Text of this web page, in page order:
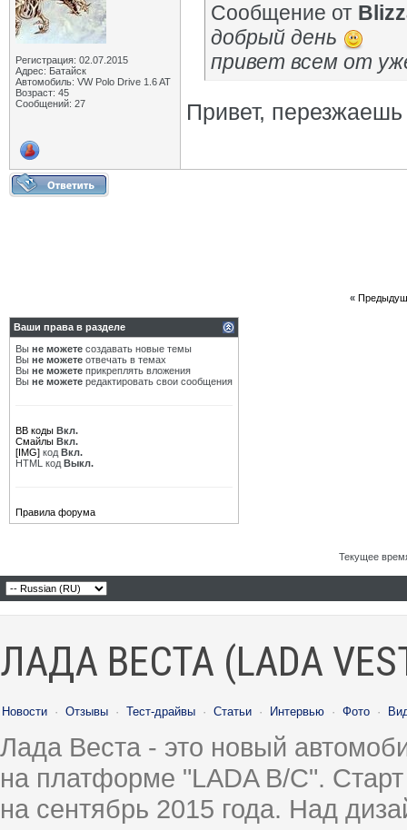
Регистрация: 02.07.2015
Адрес: Батайск
Автомобиль: VW Polo Drive 1.6 AT
Возраст: 45
Сообщений: 27
Сообщение от
добрый день
привет всем от
Привет,
«
Ваши права в разделе
Вы не можете создавать новые темы
Вы не можете отвечать в темах
Вы не можете прикреплять вложения
Вы не можете редактировать свои сообщения
BB коды Вкл.
Смайлы Вкл.
[IMG] код Вкл.
HTML код Выкл.
Правила форума
Текущее
ЛАДА ВЕСТА (LADA
Новости · Отзывы · Тест-драйвы · Статьи · Интервью · Фото ·
Лада Веста - это новый
на платформе "LADA B/C".
на сентябрь 2015 года. Над